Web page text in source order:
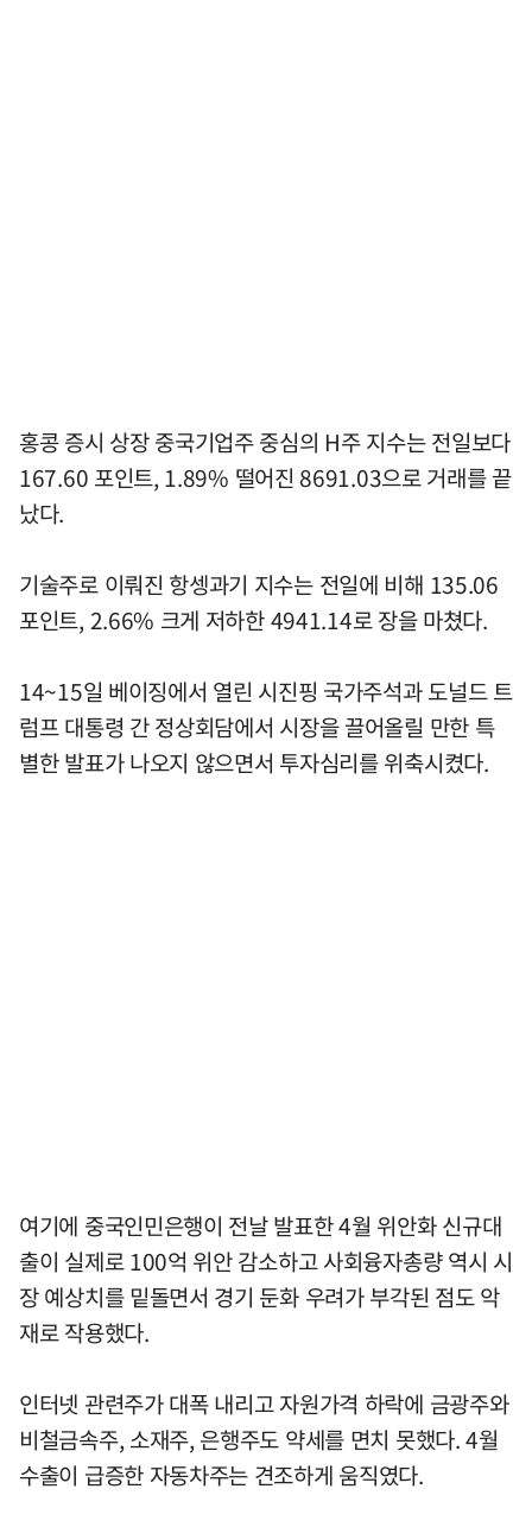
홍콩 증시 상장 중국기업주 중심의 H주 지수는 전일보다
167.60 포인트, 1.89% 떨어진 8691.03으로 거래를 끝
났다.
기술주로 이뤄진 항셍과기 지수는 전일에 비해 135.06
포인트, 2.66% 크게 저하한 4941.14로 장을 마쳤다.
14~15일 베이징에서 열린 시진핑 국가주석과 도널드 트
럼프 대통령 간 정상회담에서 시장을 끌어올릴 만한 특
별한 발표가 나오지 않으면서 투자심리를 위축시켰다.
여기에 중국인민은행이 전날 발표한 4월 위안화 신규대
출이 실제로 100억 위안 감소하고 사회융자총량 역시 시
장 예상치를 밑돌면서 경기 둔화 우려가 부각된 점도 악
재로 작용했다.
인터넷 관련주가 대폭 내리고 자원가격 하락에 금광주와
비철금속주, 소재주, 은행주도 약세를 면치 못했다. 4월
수출이 급증한 자동차주는 견조하게 움직였다.